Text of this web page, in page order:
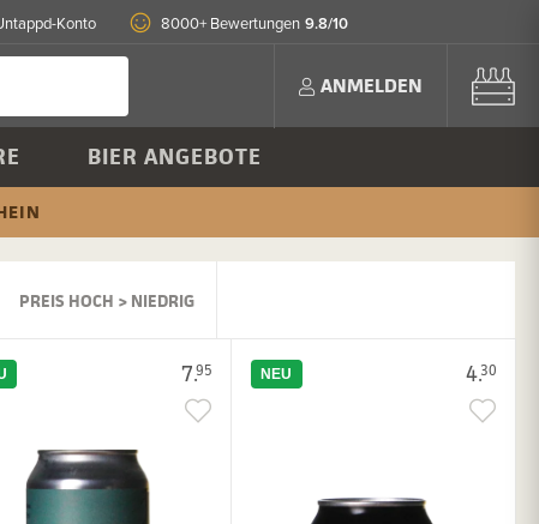
Konto 8000+ Bewertungen 9.8/10
ANMELDEN
BIER ANGEBOTE
PREIS HOCH > NIEDRIG
7.95 4.30
NEU